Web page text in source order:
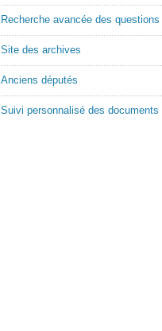
Recherche avancée des questions
Site des archives
Anciens députés
Suivi personnalisé des documents